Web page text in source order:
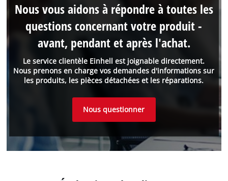
Le service clientèle Einhell est joignable directement.
Nous prenons en charge vos demandes d'informations sur
les produits, les pièces détachées et les réparations.
Nous vous aidons à répondre à toutes les
questions concernant votre produit -
avant, pendant et après l'achat.
Nous questionner